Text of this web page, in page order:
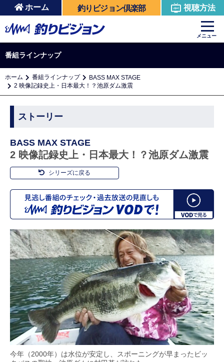
ホーム 釣りビジョン倶楽部 視聴方法
メニュー
番組ラインナップ
ホーム 番組ラインナップ
BASS MAX STAGE
2 映像記録史上・日本最大！？池原ダム激震
ストーリー
BASS MAX STAGE
2 映像記録史上・日本最大！？池原ダム激震
シリーズに戻る
今年（2000年）は水位が安定し、スポーニングが早まったビッ